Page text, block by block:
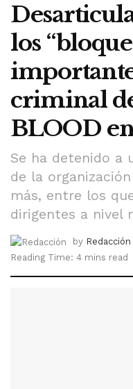
los
criminal
BLOOD
Se ha detenido a
de la
más, entre los
dirigentes a nivel
by Redacción
Reading Time: 4 mins read